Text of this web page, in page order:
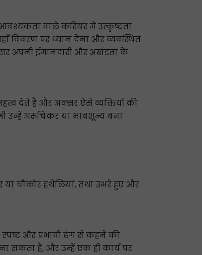
आवश्यकता वाले करियर में उत्कृष्टता
विवरण पर ध्यान देना और व्यवस्थित
अपनी ईमानदारी और अखंडता के
देते हैं और अक्सर ऐसे व्यक्तियों की
उन्हें अरुचिकर या भावशून्य बना
या चौकोर हथेलियां, तथा उभरे हुए और
स्पष्ट और प्रभावी ढंग से कहने की
सकता है, और उन्हें एक ही कार्य पर